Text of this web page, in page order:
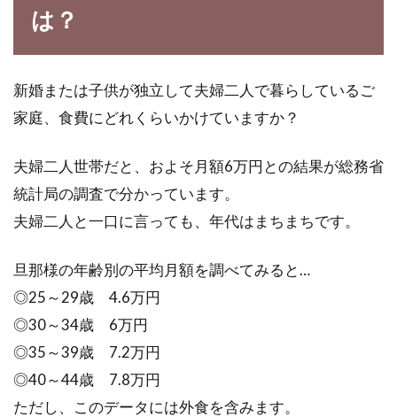
生んだ日本の文化的遺産
ず海外でも調味料のひとつとして定着しつつあ
材料色々な味噌チゲのレシピ！魅力
日本の和食と同様に、韓国料理も健康食とし
て、世界中から注目を集めています。韓国の家
庭料理のひ...
は？
新婚または子供が独立して夫婦二人で暮らしているご
家庭、食費にどれくらいかけていますか？
夫婦二人世帯だと、およそ月額6万円との結果が総務省
統計局の調査で分かっています。
夫婦二人と一口に言っても、年代はまちまちです。
旦那様の年齢別の平均月額を調べてみると…
◎25～29歳 4.6万円
◎30～34歳 6万円
◎35～39歳 7.2万円
◎40～44歳 7.8万円
ただし、このデータには外食を含みます。